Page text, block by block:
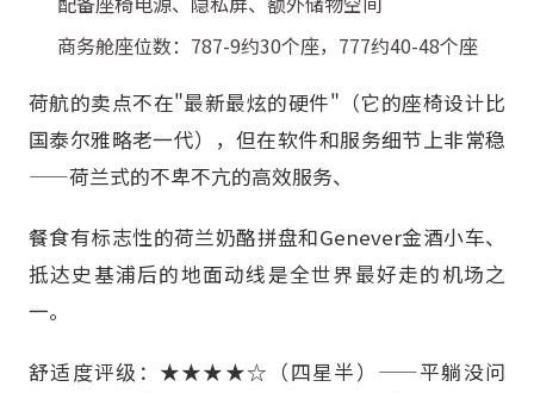
商务舱座位数：787-9约30个座，777约40-48个座
荷航的卖点不在"最新最炫的硬件"（它的座椅设计比
国泰尔雅略老一代），但在软件和服务细节上非常稳
——荷兰式的不卑不亢的高效服务、
餐食有标志性的荷兰奶酪拼盘和Genever金酒小车、
抵达史基浦后的地面动线是全世界最好走的机场之
一。
舒适度评级：★★★★☆（四星半）——平躺没问